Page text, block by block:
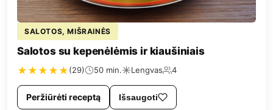
SALOTOS, MIŠRAINĖS
Salotos su kepenėlėmis ir kiaušiniais
★ ★ ★ ★ ★(29) 50 min. Lengvas 4
Peržiūrėti receptą Išsaugoti